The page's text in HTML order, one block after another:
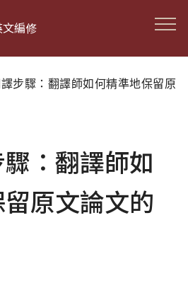
編修
步驟：翻譯師如何精準地保留原
：翻譯師如
原文論文的